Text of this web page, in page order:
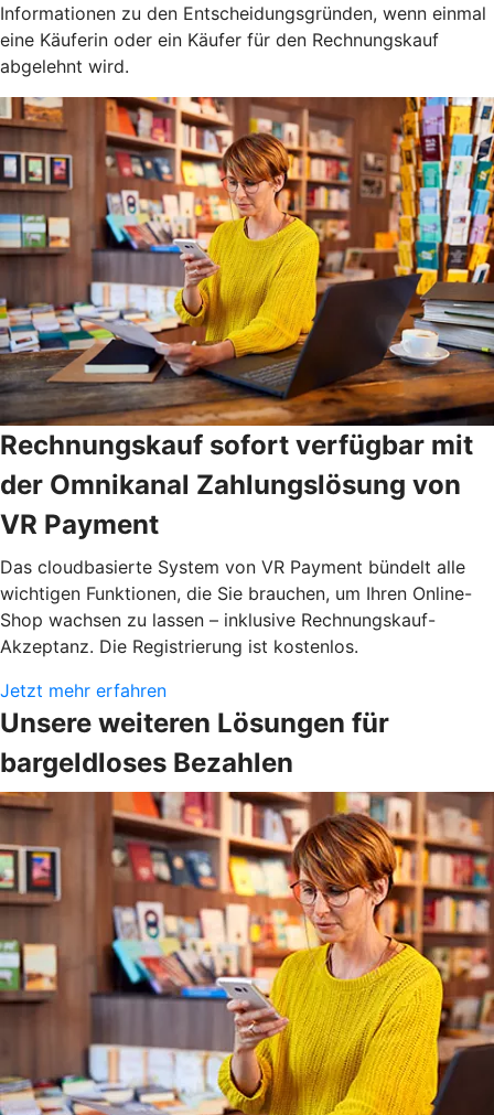
Informationen zu den Entscheidungsgründen, wenn einmal
eine Käuferin oder ein Käufer für den Rechnungskauf
abgelehnt wird.
Rechnungskauf sofort verfügbar mit
der Omnikanal Zahlungslösung von
VR Payment
Das cloudbasierte System von VR Payment bündelt alle
wichtigen Funktionen, die Sie brauchen, um Ihren Online-
Shop wachsen zu lassen – inklusive Rechnungskauf-
Akzeptanz. Die Registrierung ist kostenlos.
Jetzt mehr erfahren
Unsere weiteren Lösungen für
bargeldloses Bezahlen